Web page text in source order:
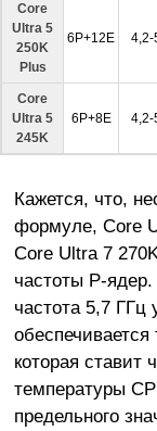
Core
Ultra 5
250K
Plus
6P+12E 4,2-
Core
Ultra 5
245K
6P+8E 4,2-
Кажется, что,
формуле, Core
Core Ultra 7
частоты P-
частота 5,7 ГГц
которая ставит
температуры
предельного